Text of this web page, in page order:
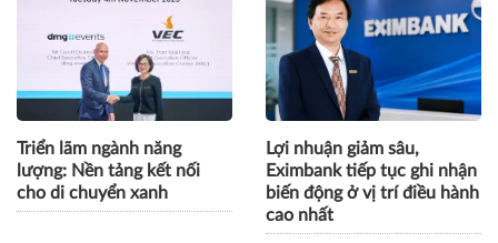
Triển lãm ngành năng
lượng: Nền tảng kết nối
cho di chuyển xanh
Lợi nhuận giảm sâu,
Eximbank tiếp tục ghi nhận
biến động ở vị trí điều hành
cao nhất